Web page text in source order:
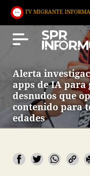
INFORMA
Alerta
apps de IA para
desnudos que
contenido para
edades